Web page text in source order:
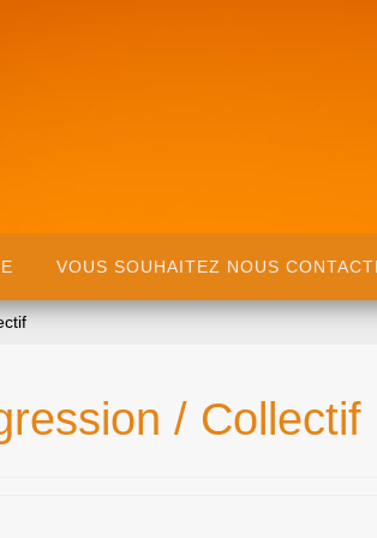
VOUS SOUHAITEZ NOUS
/ Collectif